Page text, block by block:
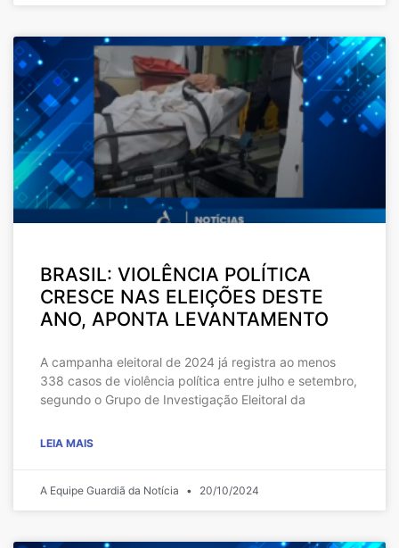
BRASIL: VIOLÊNCIA POLÍTICA
CRESCE NAS ELEIÇÕES DESTE
ANO, APONTA LEVANTAMENTO
A campanha eleitoral de 2024 já registra ao menos
338 casos de violência política entre julho e setembro,
segundo o Grupo de Investigação Eleitoral da
LEIA MAIS
A Equipe Guardiã da Notícia 20/10/2024